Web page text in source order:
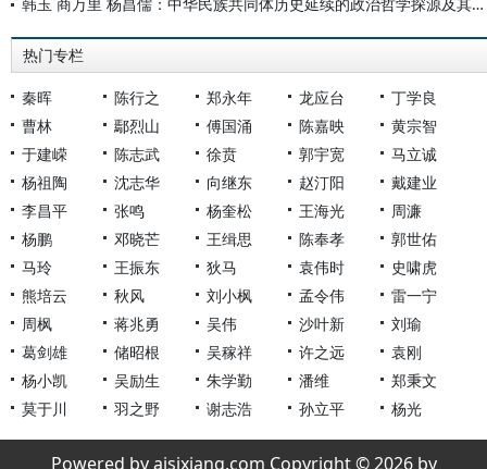
热门专栏
秦晖 陈行之 郑永年 龙应台
丁学良
曹林
鄢烈山 傅国涌 陈嘉映
黄宗智
于建嵘
陈志武 徐贲 郭宇宽
马立诚
杨祖陶
沈志华 向继东 赵汀阳
戴建业
李昌平
张鸣 杨奎松 王海光
周濂
杨鹏
邓晓芒 王缉思 陈奉孝
郭世佑
马玲
王振东 狄马 袁伟时
史啸虎
熊培云
秋风 刘小枫 孟令伟
雷一宁
周枫
蒋兆勇 吴伟 沙叶新
刘瑜
葛剑雄
储昭根 吴稼祥 许之远
袁刚
杨小凯
吴励生 朱学勤 潘维
郑秉文
莫于川
羽之野 谢志浩 孙立平 杨光
Powered by aisixiang.com Copyright © 2026 by